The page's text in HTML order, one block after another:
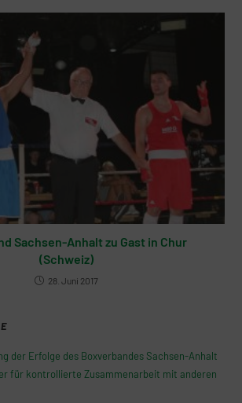
Sachsen-Anhalt zu Gast in Chur
(Schweiz)
28. Juni 2017
der Erfolge des Boxverbandes Sachsen-Anhalt
für kontrollierte Zusammenarbeit mit anderen